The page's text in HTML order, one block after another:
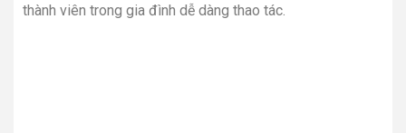
thành viên trong gia đình dễ dàng thao tác.